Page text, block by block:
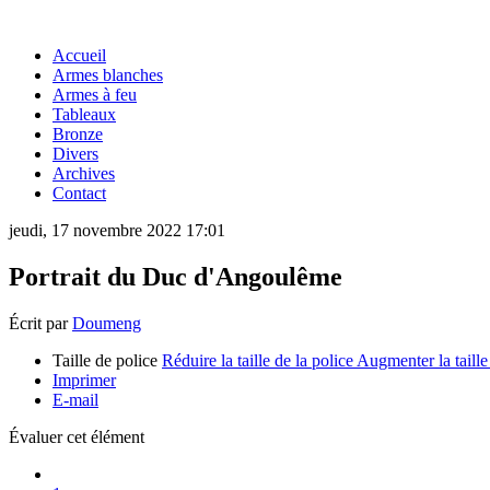
Accueil
Armes blanches
Armes à feu
Tableaux
Bronze
Divers
Archives
Contact
jeudi, 17 novembre 2022 17:01
Portrait du Duc d'Angoulême
Écrit parDoumeng
Taille de police Réduire la taille de la police Augmenter la
Imprimer
E-mail
Évaluer cet élément